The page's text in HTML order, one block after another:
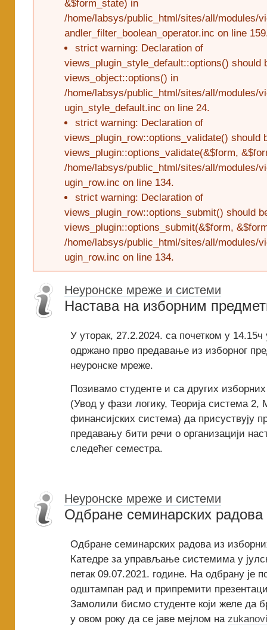
&$form_state) in
/home/labsys/public_html/sites/all/modules/
andler_filter_boolean_operator.inc on line
strict warning: Declaration of
views_plugin_style_default::options() should
views_object::options() in
/home/labsys/public_html/sites/all/modules/
ugin_style_default.inc on line 24.
strict warning: Declaration of
views_plugin_row::options_validate() should
views_plugin::options_validate(&$form,
/home/labsys/public_html/sites/all/modules/
ugin_row.inc on line 134.
strict warning: Declaration of
views_plugin_row::options_submit() should
views_plugin::options_submit(&$form,
/home/labsys/public_html/sites/all/modules/
ugin_row.inc on line 134.
Неуронске мреже и системи
Настaва на изборним
У уторак, 27.2.2024. са почетком у
одржано прво предавање из изборног
неуронске мреже.
Позивамо студенте и са других
(Увод у фази логику, Теорија система
финансијских система) да присуствују
предавању бити речи о организацији
следећег семестра.
Неуронске мреже и системи
Одбране семинарских радова
Одбране семинарских радова из
Катедре за управљање системима у
петак 09.07.2021. године. На одбрану је
одштампан рад и припремити
Замолили бисмо студенте који желе да
у овом року да се јаве мејлом на